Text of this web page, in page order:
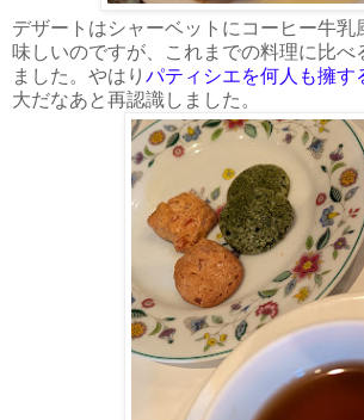
デザートはシャーベットにコーヒー牛乳
味しいのですが、これまでの料理に比べ
ました。やはり パティシエを何人も擁す
大だなあと再認識しました。